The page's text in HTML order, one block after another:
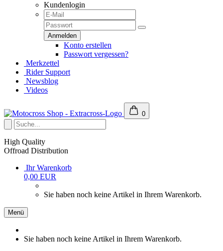
Kundenlogin
Konto erstellen
Passwort vergessen?
Merkzettel
Rider Support
Newsblog
Videos
0
High Quality
Offroad Distribution
Ihr Warenkorb
0,00 EUR
Sie haben noch keine Artikel in Ihrem Warenkorb.
Menü
Sie haben noch keine Artikel in Ihrem Warenkorb.